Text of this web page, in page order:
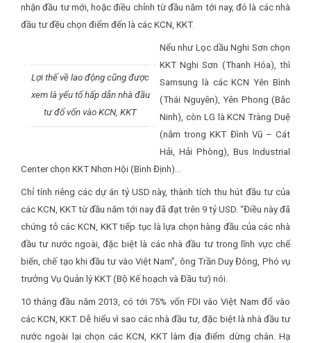
nhận đầu tư mới, hoặc điều chỉnh từ đầu năm tới nay, đó là các nhà
đầu tư đều chọn điểm đến là các KCN, KKT.
Lợi thế về lao động cũng được
xem là yếu tố hấp dẫn nhà đầu
tư đổ vốn vào KCN, KKT
Nếu như Lọc dầu Nghi Sơn chọn
KKT Nghi Sơn (Thanh Hóa), thì
Samsung là các KCN Yên Bình
(Thái Nguyên), Yên Phong (Bắc
Ninh), còn LG là KCN Tràng Duệ
(nằm trong KKT Đình Vũ – Cát
Hải, Hải Phòng), Bus Industrial
Center chọn KKT Nhơn Hội (Bình Định)…
Chỉ tính riêng các dự án tỷ USD này, thành tích thu hút đầu tư của
các KCN, KKT từ đầu năm tới nay đã đạt trên 9 tỷ USD. “Điều này đã
chứng tỏ các KCN, KKT tiếp tục là lựa chọn hàng đầu của các nhà
đầu tư nước ngoài, đặc biệt là các nhà đầu tư trong lĩnh vực chế
biến, chế tạo khi đầu tư vào Việt Nam”, ông Trần Duy Đông, Phó vụ
trưởng Vụ Quản lý KKT (Bộ Kế hoạch và Đầu tư) nói.
10 tháng đầu năm 2013, có tới 75% vốn FDI vào Việt Nam đổ vào
các KCN, KKT. Dễ hiểu vì sao các nhà đầu tư, đặc biệt là nhà đầu tư
nước ngoài lại chọn các KCN, KKT làm địa điểm dừng chân. Hạ